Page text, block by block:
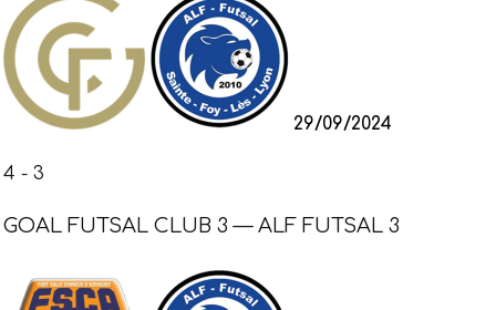
29/09/2024
4 - 3
GOAL FUTSAL CLUB 3 — ALF FUTSAL 3